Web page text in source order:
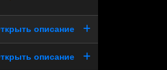
описание
описание